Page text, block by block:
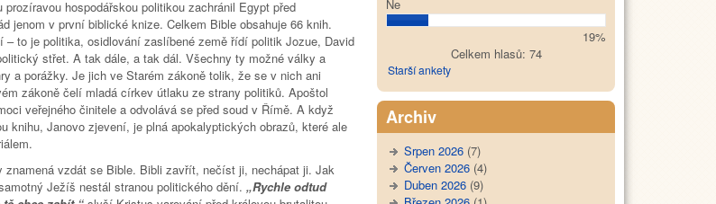
prozíravou hospodářskou politikou zachránil Egypt před
jenom v první biblické knize. Celkem Bible obsahuje 66 knih.
– to je politika, osidlování zaslíbené země řídí politik Jozue, David
střet. A tak dále, a tak dál. Všechny ty možné války a
a porážky. Je jich ve Starém zákoně tolik, že se v nich ani
zákoně čelí mladá církev útlaku ze strany politiků. Apoštol
veřejného činitele a odvolává se před soud v Římě. A když
knihu, Janovo zjevení, je plná apokalyptických obrazů, které ale
znamená vzdát se Bible. Bibli zavřít, nečíst ji, nechápat ji. Jak
Ježíš nestál stranou politického dění. „Rychle odtud
Ne
19%
Celkem hlasů: 74
Starší ankety
Archiv
Srpen 2026 (7)
Červen 2026 (4)
Duben 2026 (9)